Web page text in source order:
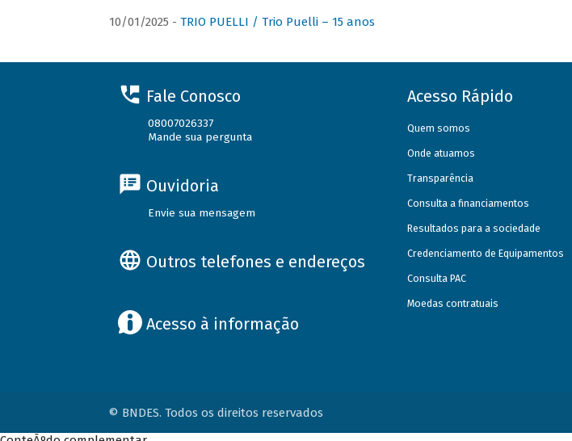
10/01/2025 - TRIO PUELLI / Trio Puelli – 15 anos
Fale Conosco
08007026337
Mande sua pergunta
Ouvidoria
Envie sua mensagem
Outros telefones e endereços
Acesso à informação
Acesso Rápido
Quem somos
Onde atuamos
Transparência
Consulta a financiamentos
Resultados para a sociedade
Credenciamento de Equipamentos
Consulta PAC
Moedas contratuais
© BNDES. Todos os direitos reservados